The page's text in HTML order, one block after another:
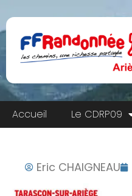
Accueil Le CDRP09
Eric CHAIGNEAU